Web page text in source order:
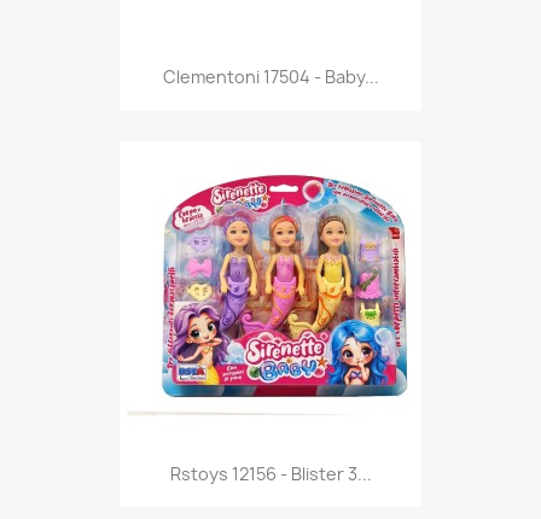
Anteprima
Clementoni 17504 - Baby...
Anteprima
Rstoys 12156 - Blister 3...